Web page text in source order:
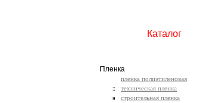
Каталог
Пленка
пленка полиэтиленовая
техническая пленка
строительная пленка